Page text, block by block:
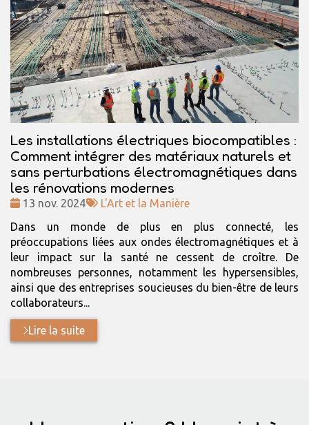
Les installations électriques biocompatibles :
Comment intégrer des matériaux naturels et
sans perturbations électromagnétiques dans
les rénovations modernes
Date
13 nov. 2024
Tags
L'Art et la Manière
Dans un monde de plus en plus connecté, les
préoccupations liées aux ondes électromagnétiques et à
leur impact sur la santé ne cessent de croître. De
nombreuses personnes, notamment les hypersensibles,
ainsi que des entreprises soucieuses du bien-être de leurs
collaborateurs...
Lire la suite